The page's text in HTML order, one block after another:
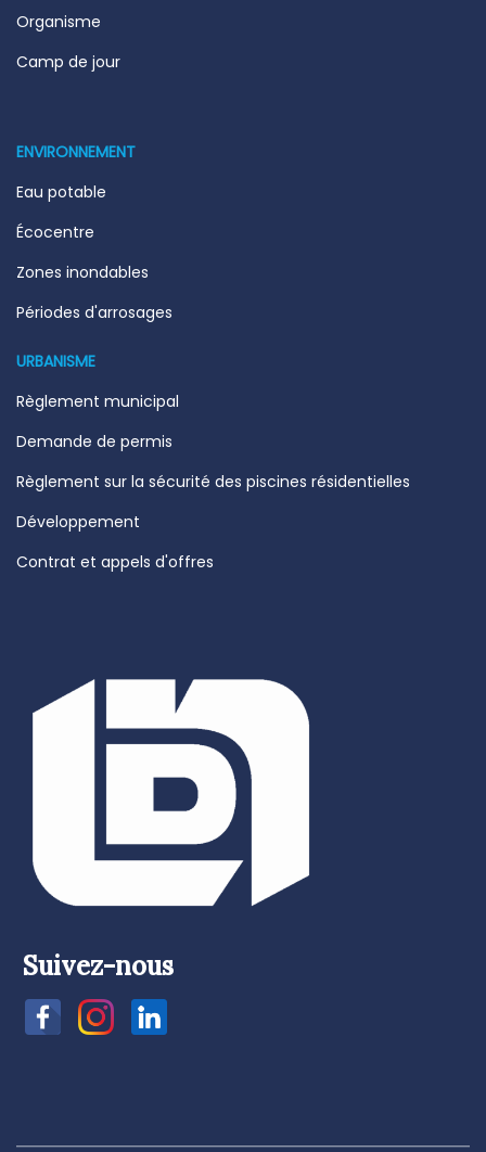
Organisme
Camp de jour
ENVIRONNEMENT
Eau potable
Écocentre
Zones inondables
Périodes d'arrosages
URBANISME
Règlement municipal
Demande de permis
Règlement sur la sécurité des piscines résidentielles
Développement
Contrat et appels d'offres
Suivez-nous